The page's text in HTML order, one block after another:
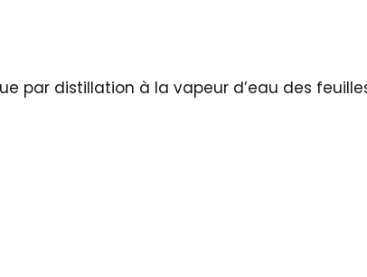
par distillation à la vapeur d’eau des